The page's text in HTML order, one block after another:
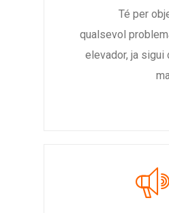
Té per
qualsevol
elevador, ja sigui